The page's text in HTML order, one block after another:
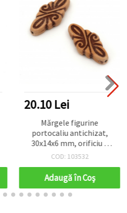
20.10 Lei
Mărgele figurine
portocaliu antichizat,
30x14x6 mm, orificiu 2
mm – 50 g (~27 buc.)
COD: 103532
Adaugă în Coş